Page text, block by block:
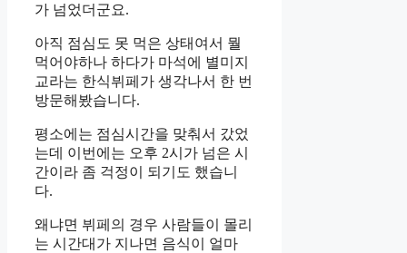
가 넘었더군요.
아직 점심도 못 먹은 상태여서 뭘
먹어야하나 하다가 마석에 별미지
교라는 한식뷔페가 생각나서 한 번
방문해봤습니다.
평소에는 점심시간을 맞춰서 갔었
는데 이번에는 오후 2시가 넘은 시
간이라 좀 걱정이 되기도 했습니
다.
왜냐면 뷔페의 경우 사람들이 몰리
는 시간대가 지나면 음식이 얼마